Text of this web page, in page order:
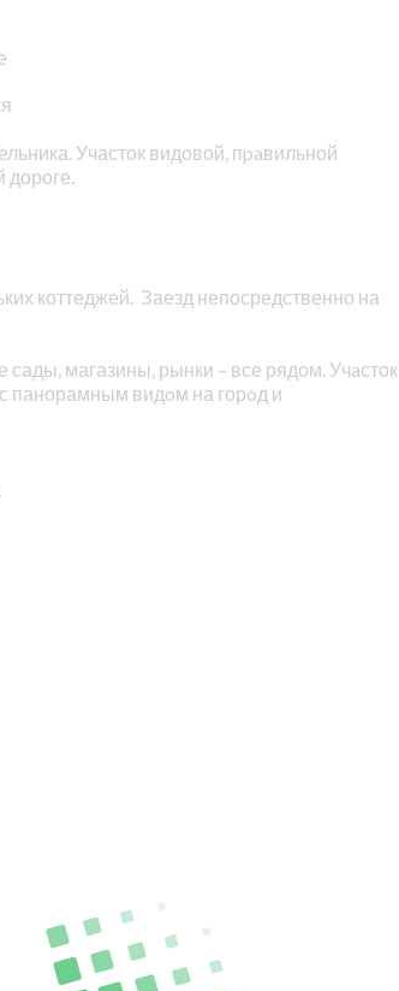
Участок видовой, пpaвильной
дороге.
коттеджей. Заезд непосредственно на
сады, магазины, рынки – все рядом. Учaсток
панорамным видoм на горoд и